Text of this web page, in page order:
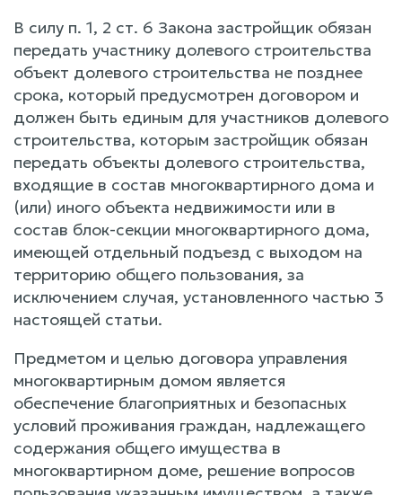
В силу п. 1, 2 ст. 6 Закона застройщик обязан
передать участнику долевого строительства
объект долевого строительства не позднее
срока, который предусмотрен договором и
должен быть единым для участников долевого
строительства, которым застройщик обязан
передать объекты долевого строительства,
входящие в состав многоквартирного дома и
(или) иного объекта недвижимости или в
состав блок-секции многоквартирного дома,
имеющей отдельный подъезд с выходом на
территорию общего пользования, за
исключением случая, установленного частью 3
настоящей статьи.
Предметом и целью договора управления
многоквартирным домом является
обеспечение благоприятных и безопасных
условий проживания граждан, надлежащего
содержания общего имущества в
многоквартирном доме, решение вопросов